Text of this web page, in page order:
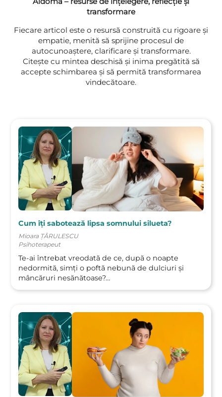
Este dificil de urmat?
Am un program încărcat. Pot să
urmez acest program dacă nu am
timp în fiecare zi?
trebuie să aloc zilnic?
Programul funcționează și dacă
nu am mai făcut terapie până acum?
Este nevoie să țin un regim
alimentar strict?
Am încercat nenumărate diete și
nu au funcționat. De ce ar fi diferit
acum?
de terapie ca să slăbesc?
transformare
Fiecare articol este o resursă construită cu rigoare și
empatie, menită să sprijine procesul de
autocunoaștere, clarificare și transformare.
Citește cu mintea deschisă și inima pregătită să
accepte schimbarea și să permită transformarea
vindecătoare.
Cum îți sabotează lipsa somnului silueta?
Mioara ȚÂRULESCU
Psihoterapeut
Te-ai întrebat vreodată de ce, după o noapte
nedormită, simți o poftă nebună de dulciuri și
mâncăruri nesănătoase?…